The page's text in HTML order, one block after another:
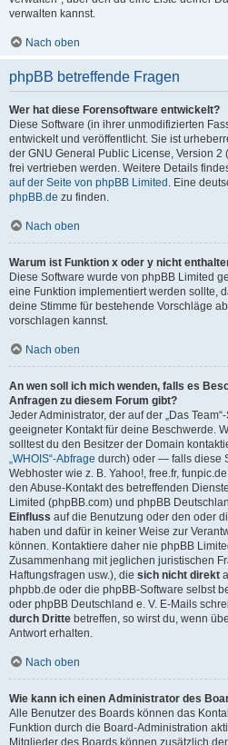
verwalten kannst.
Nach oben
phpBB betreffende Fragen
Wer hat diese Forensoftware entwickelt?
Diese Software (in ihrer unmodifizierten
entwickelt und veröffentlicht. Sie ist
der GNU General Public License, Version 2
frei vertrieben werden. Weitere Details
auf der Seite von phpBB Limited . Eine
phpBB.de zu finden.
Nach oben
Warum ist Funktion x oder y nicht
Diese Software wurde von phpBB Limited
eine Funktion implementiert werden sollte,
deine Stimme für bestehende Vorschläge
vorschlagen kannst.
Nach oben
An wen soll ich mich wenden, falls es
Anfragen zu diesem Forum gibt?
Jeder Administrator, der auf der „Das
geeigneter Kontakt für deine Beschwerde.
solltest du den Besitzer der Domain
„WHOIS“-Abfrage durch) oder — falls diese
Webhoster wie z. B. Yahoo!, free.fr,
den Abuse-Kontakt des betreffenden
Limited (phpBB.com) und phpBB
Einfluss auf die Benutzung oder den oder
haben und dafür in keiner Weise zur
können. Kontaktiere daher nie phpBB
Zusammenhang mit jeglichen juristischen
Haftungsfragen usw.), die sich nicht direkt
phpbb.de oder die phpBB-Software selbst
oder phpBB Deutschland e. V. E-Mails
durch Dritte betreffen, so wirst du, wenn
Antwort erhalten.
Nach oben
Wie kann ich einen Administrator des
Alle Benutzer des Boards können das
Funktion durch die Board-Administration
Mitglieder des Boards können zusätzlich